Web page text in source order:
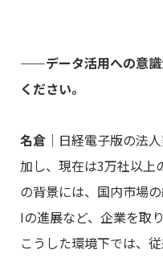
――データ活用への意識
ください。
名倉 ｜日経電子版の法
加し、現在は3万社以上
の背景には、国内市場
Iの進展など、企業を取
こうした環境下では、